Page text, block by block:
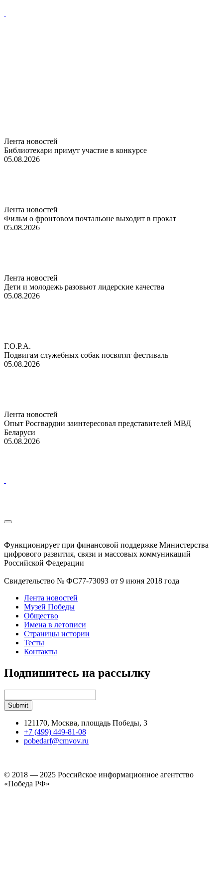
Лента новостей
Библиотекари примут участие в конкурсе
05.08.2026
Лента новостей
Фильм о фронтовом почтальоне выходит в прокат
05.08.2026
Лента новостей
Дети и молодежь разовьют лидерские качества
05.08.2026
Г.О.Р.А.
Подвигам служебных собак посвятят фестиваль
05.08.2026
Лента новостей
Опыт Росгвардии заинтересовал представителей МВД
Беларуси
05.08.2026
Функционирует при финансовой поддержке Министерства
цифрового развития, связи и массовых коммуникаций
Российской Федерации
Свидетельство № ФС77-73093 от 9 июня 2018 года
Лента новостей
Музей Победы
Общество
Имена в летописи
Страницы истории
Тесты
Контакты
Подпишитесь на рассылку
121170, Москва, площадь Победы, 3
+7 (499) 449-81-08
pobedarf@cmvov.ru
© 2018 — 2025 Российское информационное агентство
«Победа РФ»